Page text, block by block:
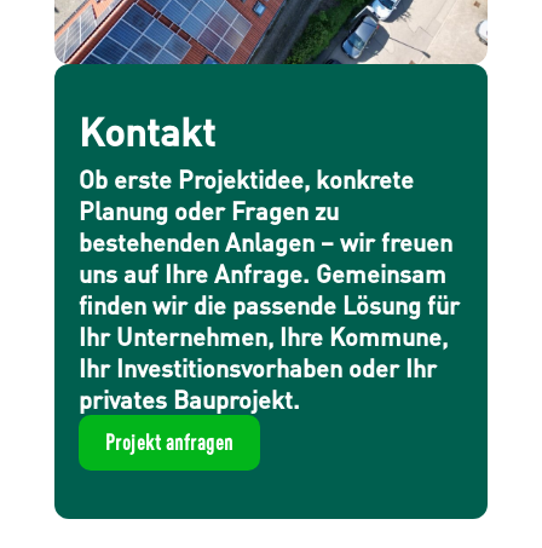
Kontakt
Ob erste Projektidee, konkrete
Planung oder Fragen zu
bestehenden Anlagen – wir freuen
uns auf Ihre Anfrage. Gemeinsam
finden wir die passende Lösung für
Ihr Unternehmen, Ihre Kommune,
Ihr Investitionsvorhaben oder Ihr
privates Bauprojekt.
Projekt anfragen